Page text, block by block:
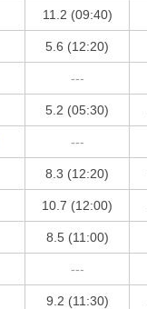
11.2 (09:40)
5.6 (12:20)
---
5.2 (05:30)
---
8.3 (12:20)
10.7 (12:00)
8.5 (11:00)
---
9.2 (11:30)